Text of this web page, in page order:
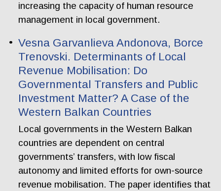
increasing the capacity of human resource
management in local government.
Vesna Garvanlieva Andonova, Borce
Trenovski. Determinants of Local
Revenue Mobilisation: Do
Governmental Transfers and Public
Investment Matter? A Case of the
Western Balkan Countries
Local governments in the Western Balkan
countries are dependent on central
governments’ transfers, with low fiscal
autonomy and limited efforts for own-source
revenue mobilisation. The paper identifies that